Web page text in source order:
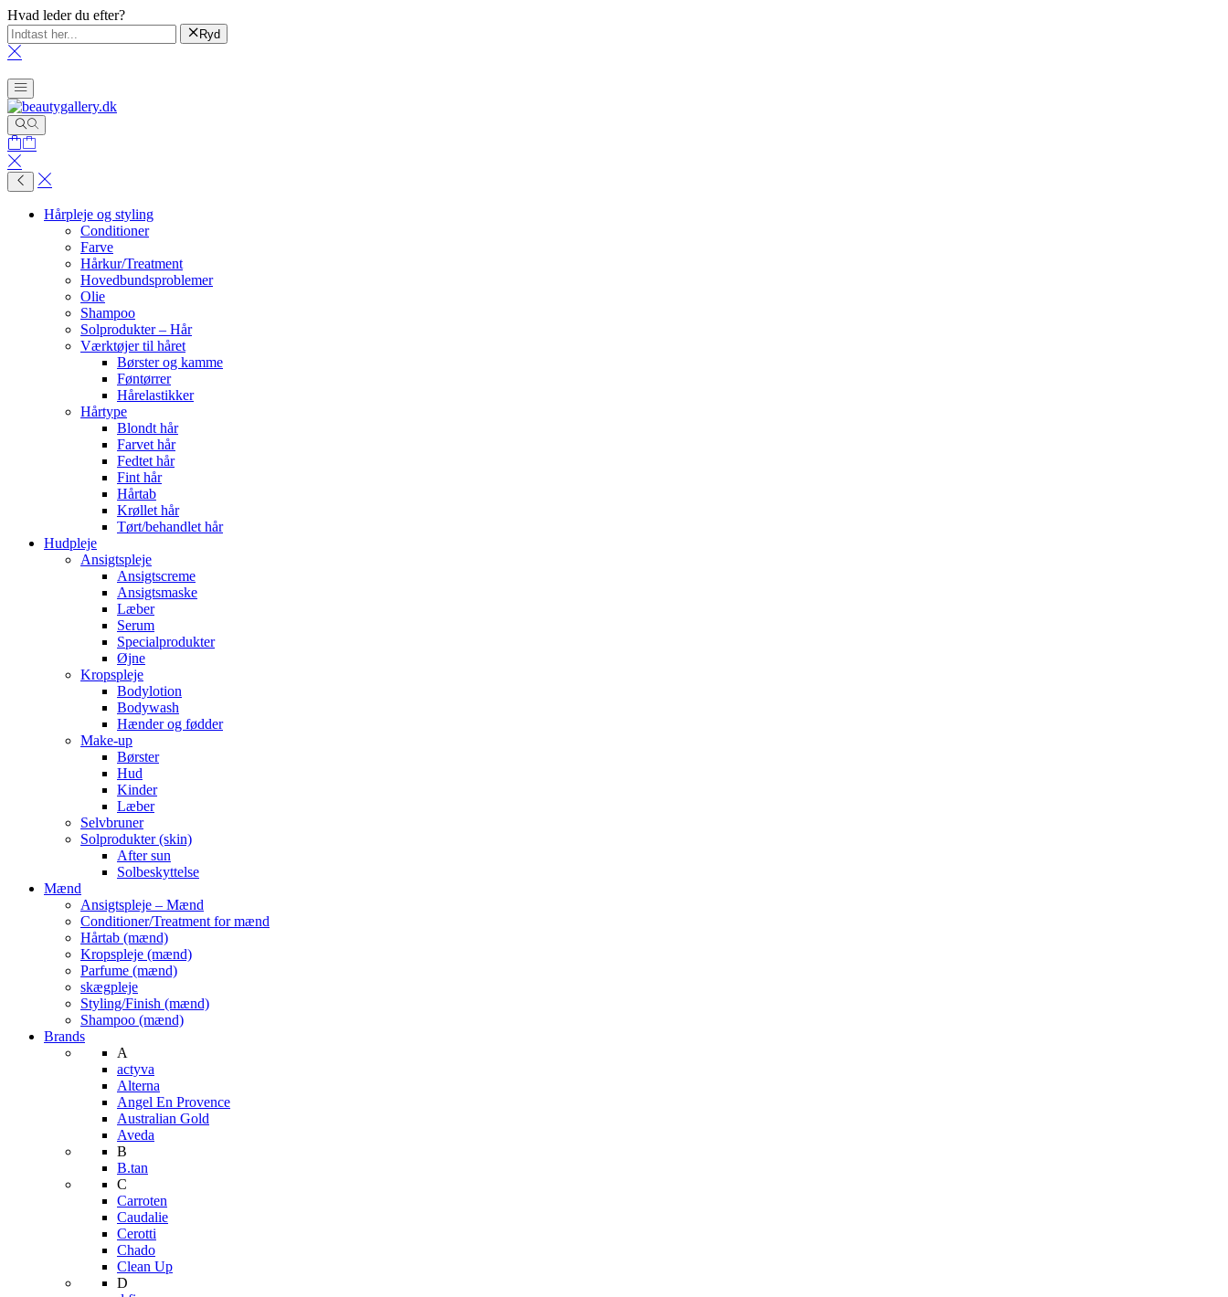
Hvad leder du efter?
Ryd
Hårpleje og styling
Conditioner
Farve
Hårkur/Treatment
Hovedbundsproblemer
Olie
Shampoo
Solprodukter – Hår
Værktøjer til håret
Børster og kamme
Føntørrer
Hårelastikker
Hårtype
Blondt hår
Farvet hår
Fedtet hår
Fint hår
Hårtab
Krøllet hår
Tørt/behandlet hår
Hudpleje
Ansigtspleje
Ansigtscreme
Ansigtsmaske
Læber
Serum
Specialprodukter
Øjne
Kropspleje
Bodylotion
Bodywash
Hænder og fødder
Make-up
Børster
Hud
Kinder
Læber
Selvbruner
Solprodukter (skin)
After sun
Solbeskyttelse
Mænd
Ansigtspleje – Mænd
Conditioner/Treatment for mænd
Hårtab (mænd)
Kropspleje (mænd)
Parfume (mænd)
skægpleje
Styling/Finish (mænd)
Shampoo (mænd)
Brands
A
actyva
Alterna
Angel En Provence
Australian Gold
Aveda
B
B.tan
C
Carroten
Caudalie
Cerotti
Chado
Clean Up
D